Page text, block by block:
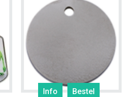
Info Bestel